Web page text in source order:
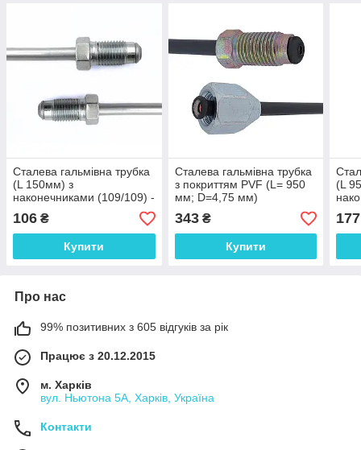
Сталева гальмівна трубка
(L 150мм) з
наконечниками (109/109) -
WP286Zn
106 ₴
Купити
Сталева гальмівна трубка
з покриттям PVF (L= 950
мм; D=4,75 мм)
універсальна з
наконечниками 109/110 -
WP323PVF
343₴
Купити
(L
177
Про нас
99% позитивних з 605 відгуків за рік
Працює з 20.12.2015
м. Харків
вул. Ньютона 5А, Харків, Україна
Контакти